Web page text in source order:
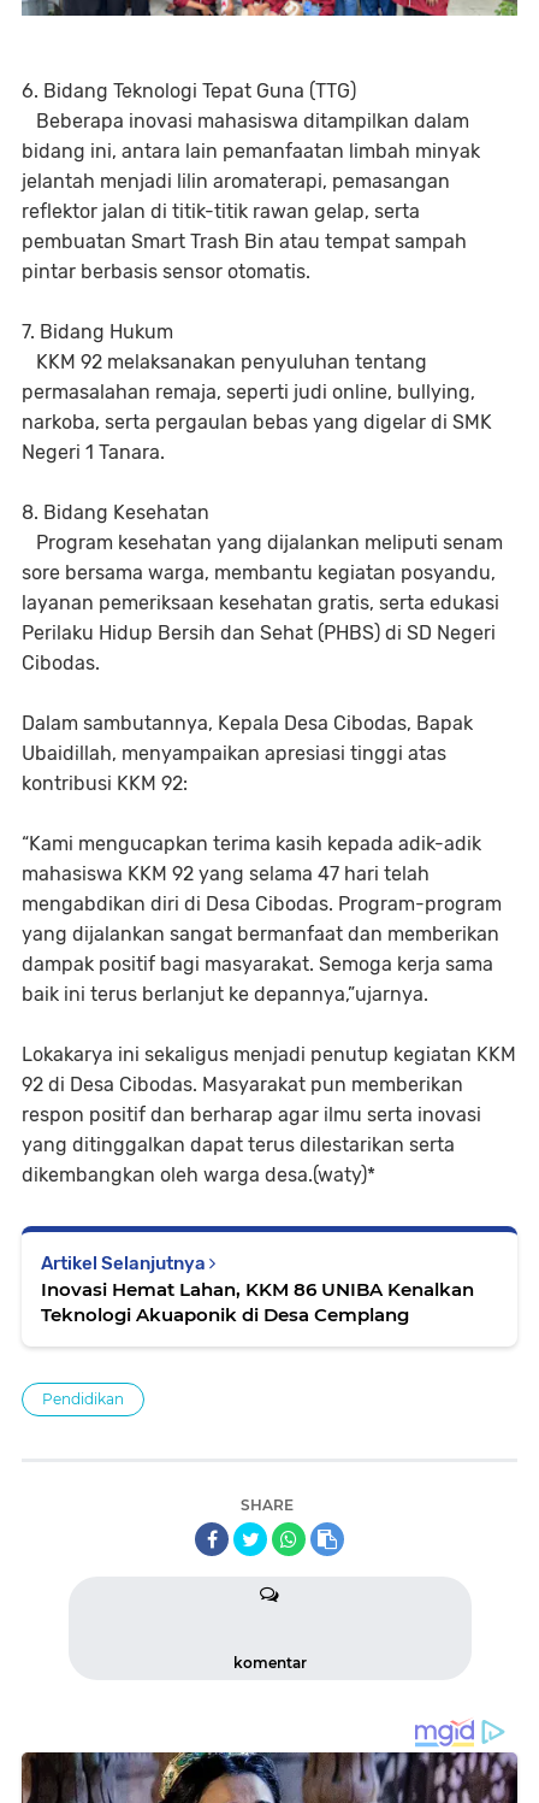
6. Bidang Teknologi Tepat Guna (TTG)
Beberapa inovasi mahasiswa ditampilkan dalam
bidang ini, antara lain pemanfaatan limbah minyak
jelantah menjadi lilin aromaterapi, pemasangan
reflektor jalan di titik-titik rawan gelap, serta
pembuatan Smart Trash Bin atau tempat sampah
pintar berbasis sensor otomatis.
7. Bidang Hukum
KKM 92 melaksanakan penyuluhan tentang
permasalahan remaja, seperti judi online, bullying,
narkoba, serta pergaulan bebas yang digelar di SMK
Negeri 1 Tanara.
8. Bidang Kesehatan
Program kesehatan yang dijalankan meliputi senam
sore bersama warga, membantu kegiatan posyandu,
layanan pemeriksaan kesehatan gratis, serta edukasi
Perilaku Hidup Bersih dan Sehat (PHBS) di SD Negeri
Cibodas.
Dalam sambutannya, Kepala Desa Cibodas, Bapak
Ubaidillah, menyampaikan apresiasi tinggi atas
kontribusi KKM 92:
“Kami mengucapkan terima kasih kepada adik-adik
mahasiswa KKM 92 yang selama 47 hari telah
mengabdikan diri di Desa Cibodas. Program-program
yang dijalankan sangat bermanfaat dan memberikan
dampak positif bagi masyarakat. Semoga kerja sama
baik ini terus berlanjut ke depannya,”ujarnya.
Lokakarya ini sekaligus menjadi penutup kegiatan KKM
92 di Desa Cibodas. Masyarakat pun memberikan
respon positif dan berharap agar ilmu serta inovasi
yang ditinggalkan dapat terus dilestarikan serta
dikembangkan oleh warga desa.(waty)*
Artikel Selanjutnya
Inovasi Hemat Lahan, KKM 86 UNIBA Kenalkan
Teknologi Akuaponik di Desa Cemplang
Pendidikan
SHARE
komentar